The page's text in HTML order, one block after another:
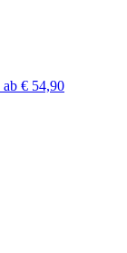
ab € 54,90